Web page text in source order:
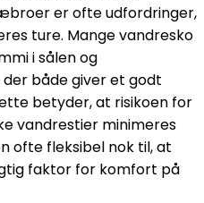
er ofte udfordringer,
ture. Mange vandresko
i sålen og
både giver et godt
betyder, at risikoen for
vandrestier minimeres
ofte fleksibel nok til, at
faktor for komfort på